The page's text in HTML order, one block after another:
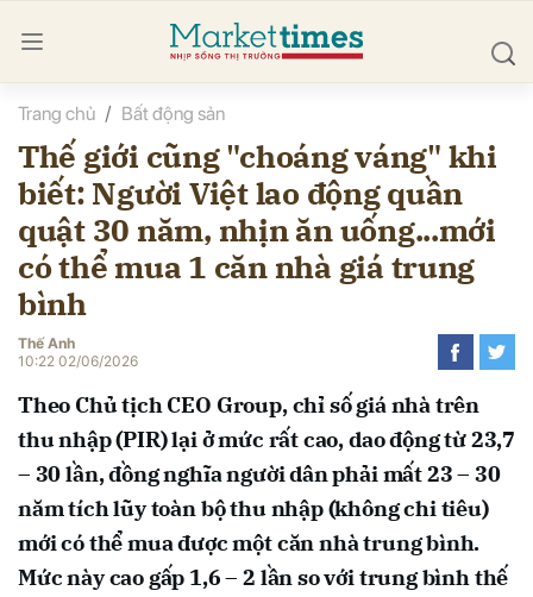
Trang chủ Bất động sản
Thế giới cũng "choáng váng" khi
biết: Người Việt lao động quần
quật 30 năm, nhịn ăn uống...mới
có thể mua 1 căn nhà giá trung
bình
Thế Anh
10:22 02/06/2026
Theo Chủ tịch CEO Group, chỉ số giá nhà trên
thu nhập (PIR) lại ở mức rất cao, dao động từ 23,7
– 30 lần, đồng nghĩa người dân phải mất 23 – 30
năm tích lũy toàn bộ thu nhập (không chi tiêu)
mới có thể mua được một căn nhà trung bình.
Mức này cao gấp 1,6 – 2 lần so với trung bình thế
luận